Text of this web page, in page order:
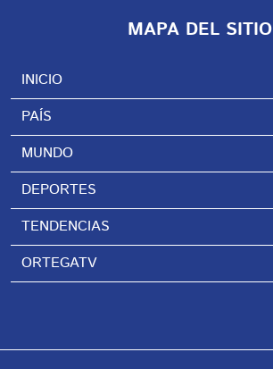
MAPA DEL SITIO
INICIO
PAÍS
MUNDO
DEPORTES
TENDENCIAS
ORTEGATV